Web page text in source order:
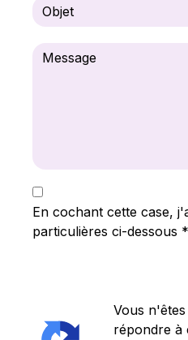
En cochant cette case,
particulières ci-dessous
Vous
répondre à